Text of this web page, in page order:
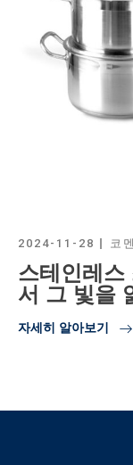
2024-11-28 코
스테인레
서 그 빛을
자세히 알아보기